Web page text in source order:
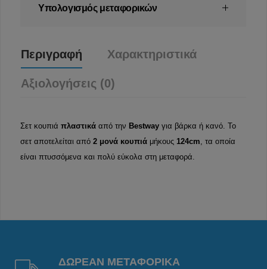
Υπολογισμός μεταφορικών
Περιγραφή Χαρακτηριστικά
Αξιολογήσεις (0)
Σετ κουπιά πλαστικά από την Bestway για βάρκα ή κανό. Το
σετ αποτελείται από 2 μονά κουπιά μήκους 124cm, τα οποία
είναι πτυσσόμενα και πολύ εύκολα στη μεταφορά.
ΔΩΡΕΑΝ ΜΕΤΑΦΟΡΙΚΑ